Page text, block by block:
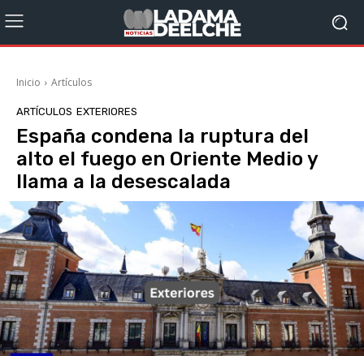
Inicio Artículos
ARTÍCULOS EXTERIORES
España condena la ruptura del
alto el fuego en Oriente Medio y
llama a la desescalada